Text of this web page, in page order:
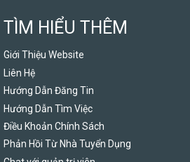
TÌM HIỂU THÊM
Giới Thiệu Website
Liên Hệ
Hướng Dẫn Đăng Tin
Hướng Dẫn Tìm Việc
Điều Khoản Chính Sách
Phản Hồi Từ Nhà Tuyển Dụng